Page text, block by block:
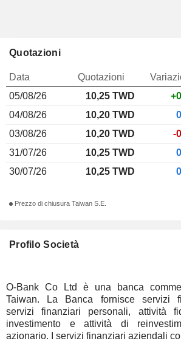
Profilo Società
O-Bank Co Ltd è una banca
Taiwan. La Banca fornisce servizi
servizi finanziari personali, attività
investimento e attività di
azionario. I servizi finanziari aziendali
Quotazioni
Data Quotazioni
05/08/26
10,25 TWD
04/08/26
10,20 TWD
03/08/26
10,20 TWD -
31/07/26
10,25 TWD
30/07/26
10,25 TWD
Prezzo di chiusura Taiwan S.E.